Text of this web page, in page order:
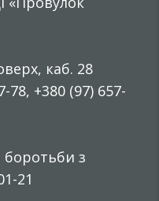
каб. 28
78, +380 (97) 657-
боротьби з
21